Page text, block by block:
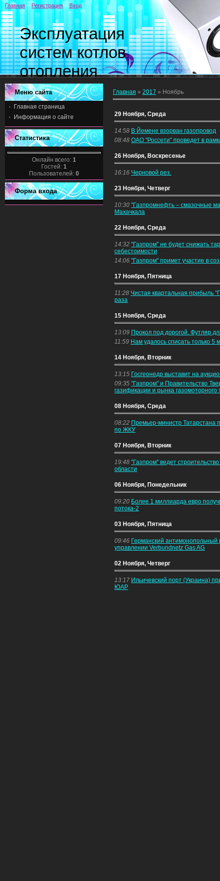
Эксплуатация
систем котлов
отопления
Главная Регистрация Вход
Меню сайта
Главная страница
Информация о сайте
Статистика
Онлайн всего: 1
Гостей: 1
Пользователей: 0
Форма входа
Главная » 2017 » Ноябрь
29 Ноября, Среда
14:58 В Йемене взорван газопровод
08:48 ОАО "Россети" проведет в
26 Ноября, Воскресенье
16:16 Черновой рез.
23 Ноября, Четверг
10:30 "Газпромнефть – смазочные
Махачкала
22 Ноября, Среда
14:32 "Газпром" не будет снижать
себестоимости
14:06 "Газпром" примет участие в
17 Ноября, Пятница
11:28 Чистая квартальная прибыль
раза
15 Ноября, Среда
13:09 Прокол под дорогой. Футляр
11:59 Нам удалось списать только 5
14 Ноября, Вторник
13:15 Госгеонедр выставит на
09:35 "Газпром" и Правительство
газификации и рынка газомоторного
08 Ноября, Среда
08:22 Премьер-министр Татарстана
по ЖКУ
07 Ноября, Вторник
19:48 "Газпром" ведет
области
06 Ноября, Понедельник
09:20 Более 1 миллиарда евро
потока-2
03 Ноября, Пятница
09:46 Германский антимонопольный
управлении Verbundnetz Gas AG
02 Ноября, Четверг
13:17 Ильичевский порт (Украина)
ЮАР